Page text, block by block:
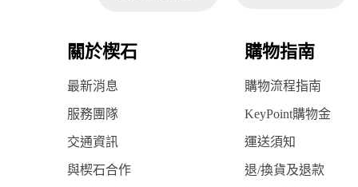
關於楔石 購物指南
最新消息 購物流程指南
服務團隊 KeyPoint購物金
交通資訊 運送須知
與楔石合作 退/換貨及退款